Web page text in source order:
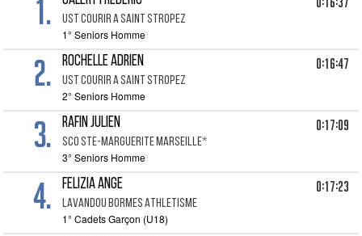
1. UST COURIR A SAINT STROPEZ
1° Seniors Homme
2. ROCHELLE ADRIEN
UST COURIR A SAINT STROPEZ
0:16:47
2° Seniors Homme
3. RAFIN JULIEN
SCO STE-MARGUERITE MARSEILLE*
0:17:09
3° Seniors Homme
4. FELIZIA ANGE
LAVANDOU BORMES ATHLETISME
0:17:23
1° Cadets Garçon (U18)